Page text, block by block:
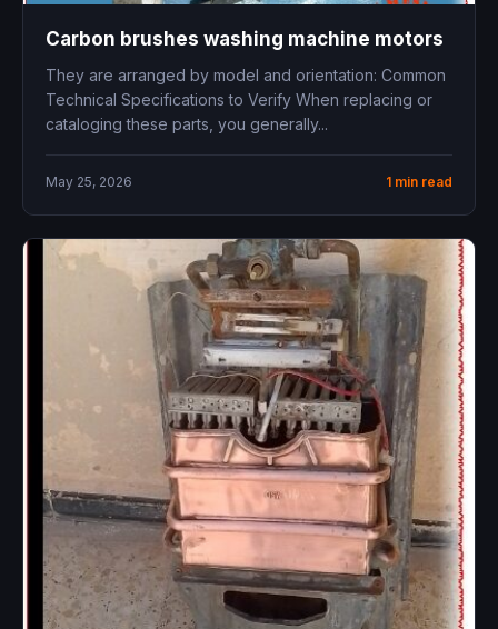
Carbon brushes washing machine motors
They are arranged by model and orientation: Common
Technical Specifications to Verify When replacing or
cataloging these parts, you generally...
May 25, 2026 1 min read